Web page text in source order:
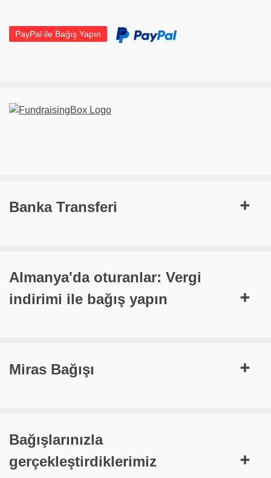
PayPal ile Bağış Yapın
Banka Transferi
Almanya'da oturanlar: Vergi
indirimi ile bağış yapın
Miras Bağışı
Bağışlarınızla
gerçekleştirdiklerimiz